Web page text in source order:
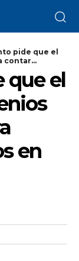
pide que el
contar...
que el
en